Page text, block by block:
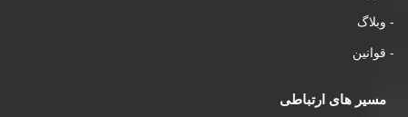
- وبلاگ
- قوانین
مسیر های ارتباطی